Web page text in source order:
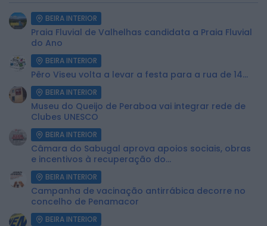
BEIRA INTERIOR
Praia Fluvial de Valhelhas candidata a Praia Fluvial
do Ano
BEIRA INTERIOR
Pêro Viseu volta a levar a festa para a rua de 14...
BEIRA INTERIOR
Museu do Queijo de Peraboa vai integrar rede de
Clubes UNESCO
BEIRA INTERIOR
Câmara do Sabugal aprova apoios sociais, obras
e incentivos à recuperação do...
BEIRA INTERIOR
Campanha de vacinação antirrábica decorre no
concelho de Penamacor
BEIRA INTERIOR